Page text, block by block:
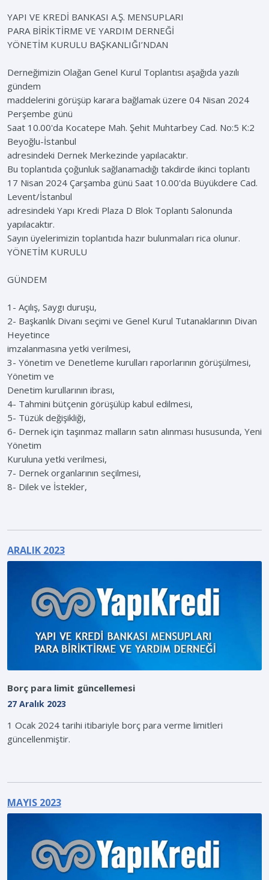
YAPI VE KREDİ BANKASI A.Ş. MENSUPLARI
PARA BİRİKTİRME VE YARDIM DERNEĞİ
YÖNETİM KURULU BAŞKANLIĞI’NDAN
Derneğimizin Olağan Genel Kurul Toplantısı aşağıda yazılı
gündem
maddelerini görüşüp karara bağlamak üzere 04 Nisan 2024
Perşembe günü
Saat 10.00'da Kocatepe Mah. Şehit Muhtarbey Cad. No:5 K:2
Beyoğlu-İstanbul
adresindeki Dernek Merkezinde yapılacaktır.
Bu toplantıda çoğunluk sağlanamadığı takdirde ikinci toplantı
17 Nisan 2024 Çarşamba günü Saat 10.00'da Büyükdere Cad.
Levent/İstanbul
adresindeki Yapı Kredi Plaza D Blok Toplantı Salonunda
yapılacaktır.
Sayın üyelerimizin toplantıda hazır bulunmaları rica olunur.
YÖNETİM KURULU
GÜNDEM
1- Açılış, Saygı duruşu,
2- Başkanlık Divanı seçimi ve Genel Kurul Tutanaklarının Divan
Heyetince
imzalanmasına yetki verilmesi,
3- Yönetim ve Denetleme kurulları raporlarının görüşülmesi,
Yönetim ve
Denetim kurullarının ibrası,
4- Tahmini bütçenin görüşülüp kabul edilmesi,
5- Tüzük değişikliği,
6- Dernek için taşınmaz malların satın alınması hususunda, Yeni
Yönetim
Kuruluna yetki verilmesi,
7- Dernek organlarının seçilmesi,
8- Dilek ve İstekler,
ARALIK 2023
Borç para limit güncellemesi
27 Aralık 2023
1 Ocak 2024 tarihi itibariyle borç para verme limitleri
güncellenmiştir.
MAYIS 2023